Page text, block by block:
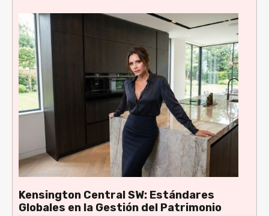
Kensington Central SW: Estándares
Globales en la Gestión del Patrimonio